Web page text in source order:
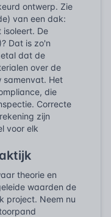
ontwerp. Zie
van een dak:
De
Dat is zo'n
dat de
over de
samenvat. Het
die
Correcte
zijn
voor elk
theorie en
waarden de
project. Neem nu